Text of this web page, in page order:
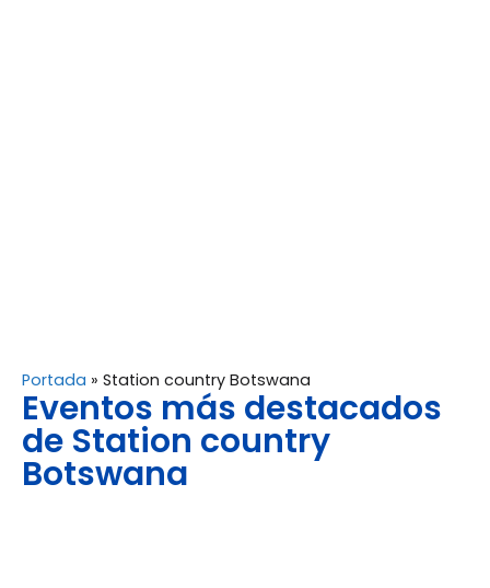
Portada » Station country Botswana
Eventos más destacados
de Station country
Botswana